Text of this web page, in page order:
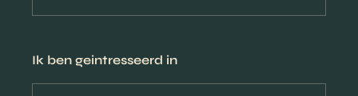
Ik ben geintresseerd in